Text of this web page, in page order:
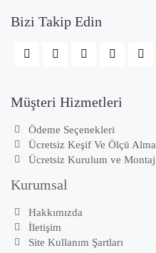
Bizi Takip Edin
Müşteri Hizmetleri
Ödeme Seçenekleri
Ücretsiz Keşif Ve Ölçü Alma
Ücretsiz Kurulum ve Montaj
Kurumsal
Hakkımızda
İletişim
Site Kullanım Şartları